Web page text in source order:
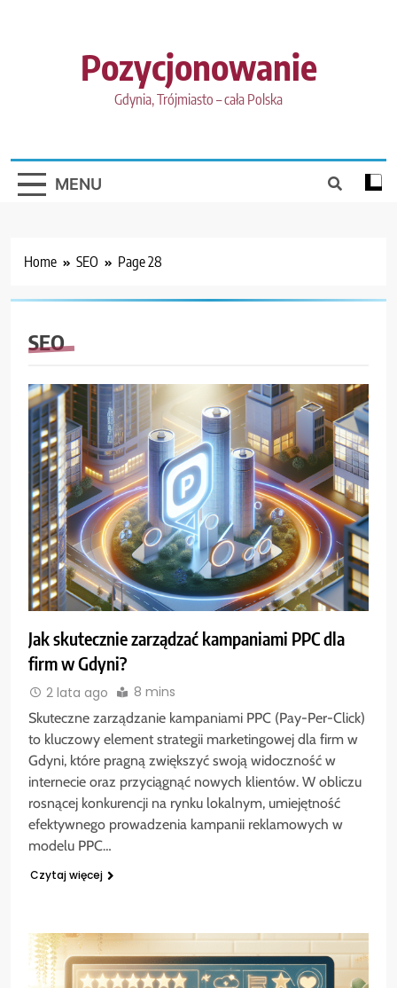
Pozycjonowanie
Gdynia, Trójmiasto – cała Polska
MENU
Home SEO Page 28
SEO
Jak skutecznie zarządzać kampaniami PPC dla
firm w Gdyni?
2 lata ago 8 mins
Skuteczne zarządzanie kampaniami PPC (Pay-Per-Click)
to kluczowy element strategii marketingowej dla firm w
Gdyni, które pragną zwiększyć swoją widoczność w
internecie oraz przyciągnąć nowych klientów. W obliczu
rosnącej konkurencji na rynku lokalnym, umiejętność
efektywnego prowadzenia kampanii reklamowych w
modelu PPC…
Czytaj więcej